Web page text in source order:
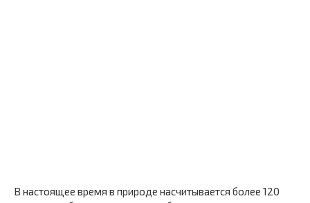
В настоящее время в природе насчитывается более 120